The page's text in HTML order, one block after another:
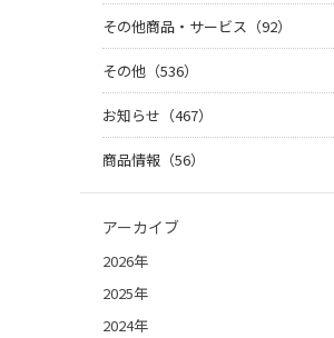
その他商品・サービス（92）
その他（536）
お知らせ（467）
商品情報（56）
アーカイブ
2026年
2025年
2024年